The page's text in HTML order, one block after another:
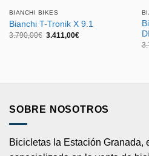
BIANCHI BIKES
Bianchi T-Tronik X 9.1
3.790,00€ El
precio
3.411,00€El
SOBRE NOSOTROS
Bicicletas la Estación Granada,